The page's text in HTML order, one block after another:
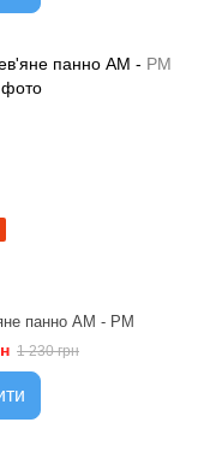
панно AM - PM
1 230 грн